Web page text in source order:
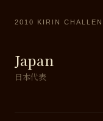
2010 KIRIN
Japan
日本代表